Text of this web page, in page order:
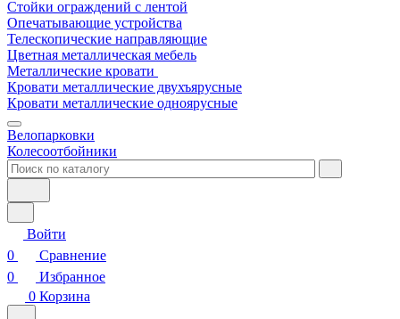
Стойки ограждений с лентой
Опечатывающие устройства
Телескопические направляющие
Цветная металлическая мебель
Металлические кровати
Кровати металлические двухъярусные
Кровати металлические одноярусные
Велопарковки
Колесоотбойники
Войти
0
Сравнение
0
Избранное
0 Корзина